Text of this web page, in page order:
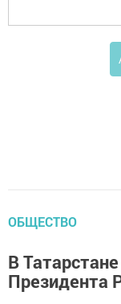
ОБЩЕСТВО
В
Президента